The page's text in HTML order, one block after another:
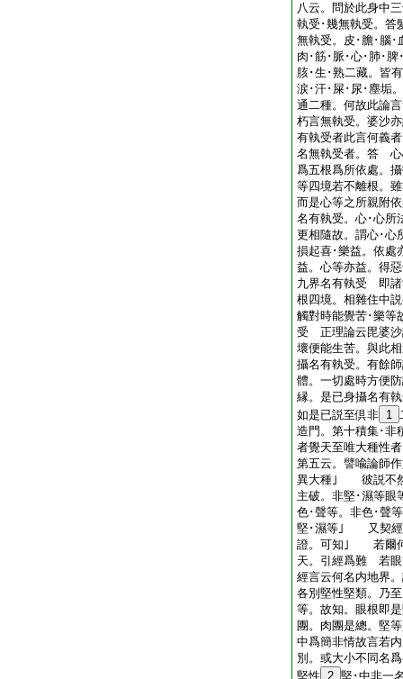
八云。問於此身中
執受･幾無執受。答
無執受。皮･膽･腦･
肉･筋･脈･心･肺･
胲･生･熟二藏。皆
涙･汗･屎･尿･塵垢
通二種。何故此論
朽言無執受。婆沙
有執受者此言何
名無執受者。答 心
爲五根爲所依處。
等四境若不離根。
而是心等之所親附
名有執受。心･心所
更相隨故。謂心･心
損起喜･樂益。依處
益。心等亦益。得
九界名有執受 即諸
根四境。相雜住中
觸對時能覺苦･樂等
受 正理論云毘婆沙
壞便能生苦。與此
攝名有執受。有餘
體。一切處時方便
縁。是已身攝名有
如是已説至倶非 1
造門。第十積集
者覺天至唯大種性
第五云。譬喩論師
異大種｣ 彼説不然
主破。非堅･濕等
色･聲等。非色･聲
堅･濕等｣ 又契經
證。可知｣ 若爾何
天。引經爲難 若眼
經言云何名内地界
各別堅性堅類。乃
等。故知。眼根即
團。肉團是總。堅
中爲簡非情故言若
別。或大小不同名
堅性
2 堅･中非一